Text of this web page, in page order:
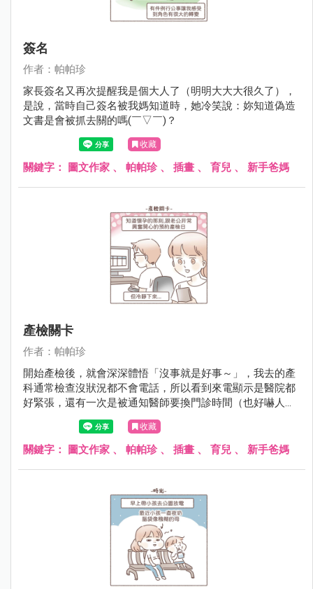
簽名
作者：帕帕珍
家長簽名又再次提醒我是個大人了（明明大大大很久了），
是說，當時自己簽名被我媽知道時，她冷笑說：妳知道偽造
文書是會被抓去關的嗎(￣▽￣)？
收藏
關鍵字： 圖文作家 、 帕帕珍、 插畫 、 育兒 、 新手爸媽
產檢關卡
作者：帕帕珍
開始產檢後，就會深深體悟「沒事就是好事～」，我去的產
科通常檢查沒狀況都不會電話，所以看到來電顯示是醫院都
好緊張，還有一次是被通知醫師要換門診時間（也好嚇人
啊！）現在網路太方便，會查到很多準爸媽分享許多虛驚一
場的檢查報告 （通常第一次檢查異常,會再被要求第二次更精
細的檢查），或真的有狀況的......看了都會跟著很難過 (｡･
收藏
關鍵字： 圖文作家 、 帕帕珍、 插畫 、 育兒 、 新手爸媽